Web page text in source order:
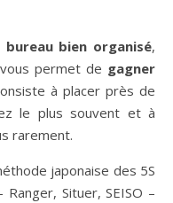
bien organisé,
permet de gagner
à placer près de
le plus souvent et à
rarement.
japonaise des 5S
Situer, SEISO –